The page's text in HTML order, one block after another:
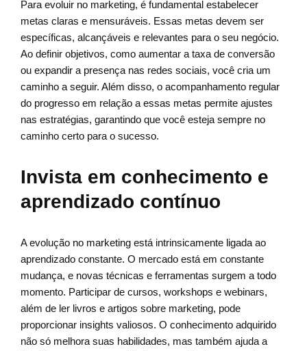
Para evoluir no marketing, é fundamental estabelecer
metas claras e mensuráveis. Essas metas devem ser
específicas, alcançáveis e relevantes para o seu negócio.
Ao definir objetivos, como aumentar a taxa de conversão
ou expandir a presença nas redes sociais, você cria um
caminho a seguir. Além disso, o acompanhamento regular
do progresso em relação a essas metas permite ajustes
nas estratégias, garantindo que você esteja sempre no
caminho certo para o sucesso.
Invista em conhecimento e
aprendizado contínuo
A evolução no marketing está intrinsicamente ligada ao
aprendizado constante. O mercado está em constante
mudança, e novas técnicas e ferramentas surgem a todo
momento. Participar de cursos, workshops e webinars,
além de ler livros e artigos sobre marketing, pode
proporcionar insights valiosos. O conhecimento adquirido
não só melhora suas habilidades, mas também ajuda a